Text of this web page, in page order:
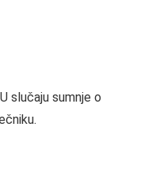
slučaju sumnje o